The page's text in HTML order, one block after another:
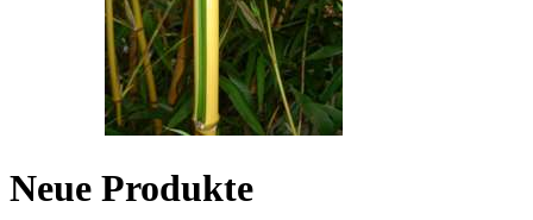
Neue Produkte